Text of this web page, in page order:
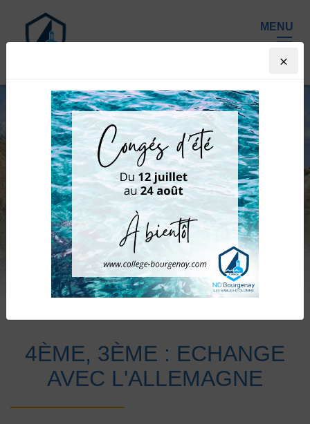
4ÈME, 3ÈME : ECHANGE
AVEC L'ALLEMAGNE